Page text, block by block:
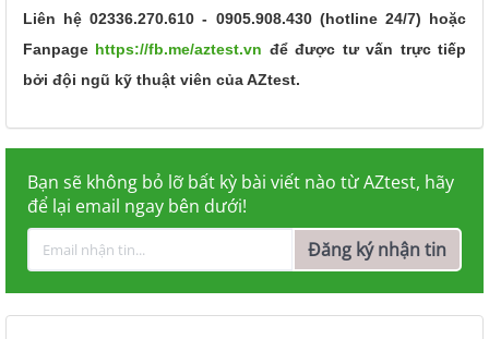
Liên hệ 02336.270.610 - 0905.908.430 (hotline 24/7) hoặc
Fanpage https://fb.me/aztest.vn để được tư vấn trực tiếp
bởi đội ngũ kỹ thuật viên của AZtest.
Bạn sẽ không bỏ lỡ bất kỳ bài viết nào từ AZtest, hãy
để lại email ngay bên dưới!
Đăng ký nhận tin